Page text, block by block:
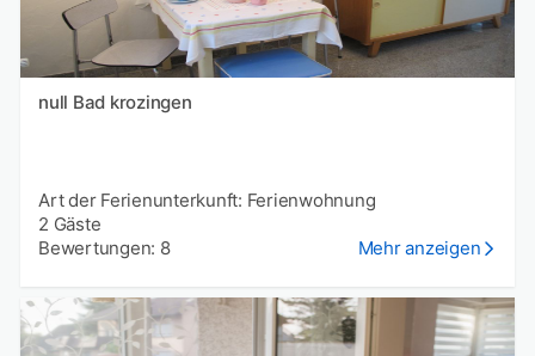
null Bad krozingen
Art der Ferienunterkunft: Ferienwohnung
2 Gäste
Bewertungen: 8
Mehr anzeigen